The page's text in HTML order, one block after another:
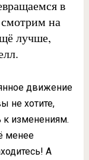
в
на
лучше,
движение
не хотите,
к изменениям.
менее
А